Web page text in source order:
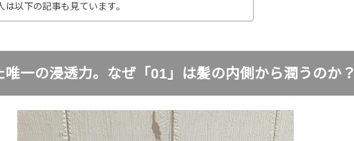
は以下の記事も見ています。
唯一の浸透力。なぜ「01」は髪の内側から潤うのか？